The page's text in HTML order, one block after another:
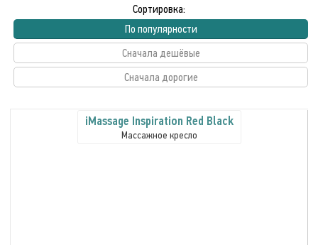
Сортировка:
По популярности
Сначала дешёвые
Сначала дорогие
iMassage Inspiration Red Black
Массажное кресло